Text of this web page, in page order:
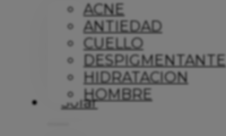
ACNE
ANTIEDAD
CUELLO
DESPIGMENTANTE
HIDRATACION
HOMBRE
Solar